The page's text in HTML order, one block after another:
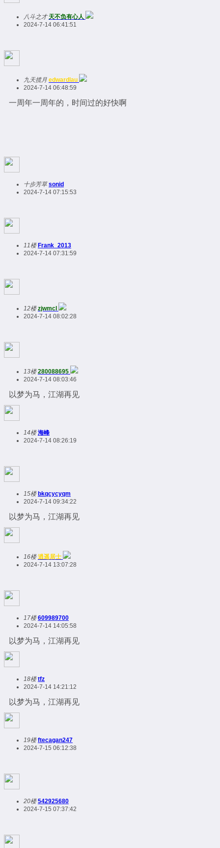
八斗之才 天不负有心人
2024-7-14 06:41:51
九天揽月 edwardlau
2024-7-14 06:48:59
一周年一周年的，时间过的好快啊
十步芳草 sonid
2024-7-14 07:15:53
11楼 Frank_2013
2024-7-14 07:31:59
12楼 zjwmcl
2024-7-14 08:02:28
13楼 280088695
2024-7-14 08:03:46
以梦为马，江湖再见
14楼 海峰
2024-7-14 08:26:19
15楼 bkqcycyqm
2024-7-14 09:34:22
以梦为马，江湖再见
16楼 逍遥居士
2024-7-14 13:07:28
17楼 609989700
2024-7-14 14:05:58
以梦为马，江湖再见
18楼 tfz
2024-7-14 14:21:12
以梦为马，江湖再见
19楼 ftecagan247
2024-7-15 06:12:38
20楼 542925680
2024-7-15 07:37:42